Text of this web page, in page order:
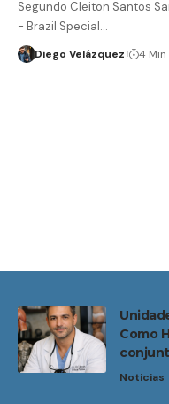
Segundo Cleiton Santos
- Brazil Special…
Diego Velázquez 4
Como
Noticias